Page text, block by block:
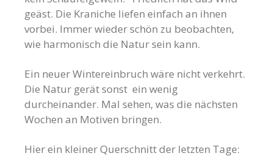
geäst. Die Kraniche liefen einfach an ihnen
vorbei. Immer wieder schön zu beobachten,
wie harmonisch die Natur sein kann.
Ein neuer Wintereinbruch wäre nicht verkehrt.
Die Natur gerät sonst ein wenig
durcheinander. Mal sehen, was die nächsten
Wochen an Motiven bringen.
Hier ein kleiner Querschnitt der letzten Tage: